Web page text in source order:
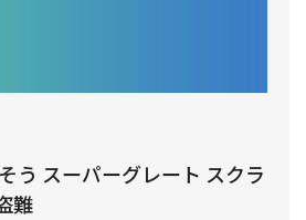
う スーパーグレート スクラ
難